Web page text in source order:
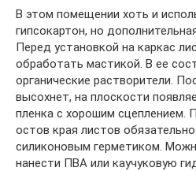
В этом помещении хоть и
гипсокартон, но
Перед установкой на каркас
обработать мастикой. В ее
органические растворители.
высохнет, на плоскости
пленка с хорошим сцеплением.
остов края листов
силиконовым герметиком.
нанести ПВА или каучуковую